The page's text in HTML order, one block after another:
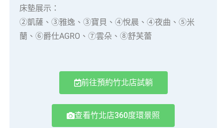
床墊展示：
②凱薩、③雅逸、③寶貝、④悅晨、④夜曲、⑤米
蘭、⑥爵仕AGRO、⑦雲朵、⑧舒芙蕾
前往預約竹北店試躺
查看竹北店360度環景照